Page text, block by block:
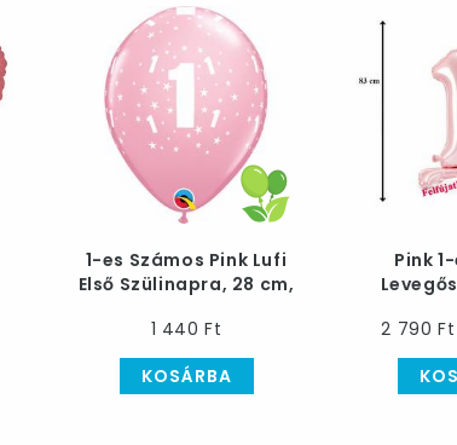
1-es Számos Pink Lufi
Első Szülinapra, 28 cm,
1 440 Ft
KOSÁRBA
Pink
2 790 Ft